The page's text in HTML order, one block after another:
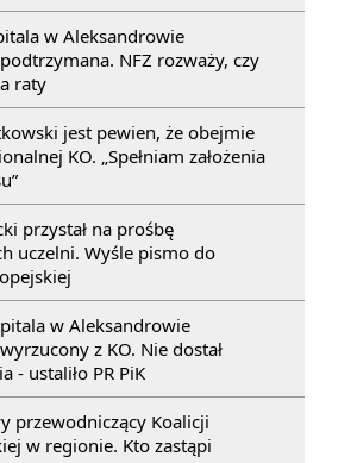
w Aleksandrowie
NFZ rozważy, czy
raty
jest pewien, że obejmie
KO. „Spełniam założenia
przystał na prośbę
uczelni. Wyśle pismo do
w Aleksandrowie
z KO. Nie dostał
- ustaliło PR PiK
przewodniczący Koalicji
w regionie. Kto zastąpi